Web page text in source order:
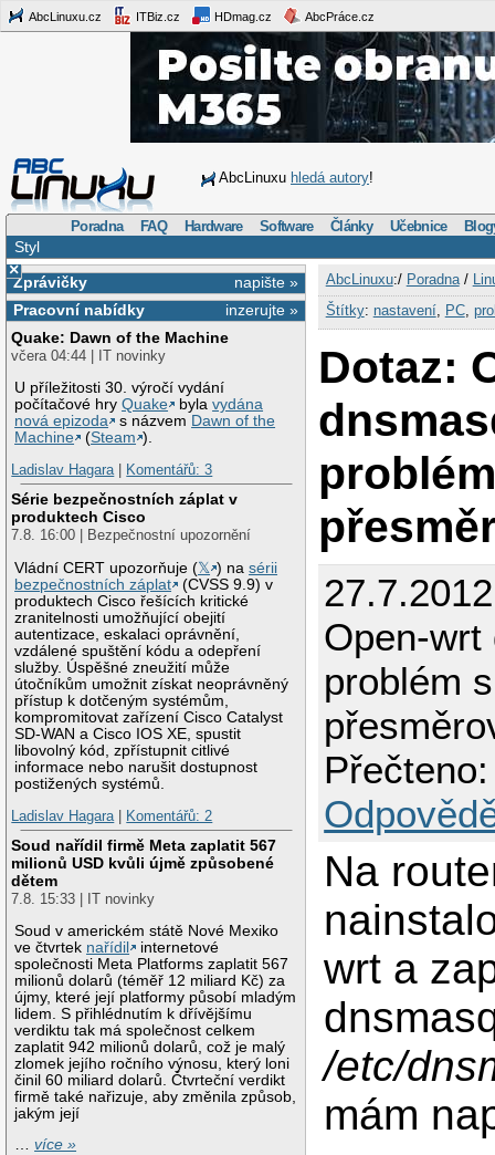
AbcLinuxu.cz ITBiz.cz HDmag.cz AbcPráce.cz
AbcLinuxu hledá autory!
Poradna FAQ Hardware Software Články Učebnice
Styl
×
napište »
Zprávičky
inzerujte »
Pracovní nabídky
Quake: Dawn of the Machine
včera 04:44 | IT novinky
U příležitosti 30. výročí vydání
počítačové hryQuake bylavydána
nová epizoda
s názvem Dawn of the
Machine
(Steam ).
Ladislav Hagara| Komentářů: 3
Série bezpečnostních záplat v
produktech Cisco
7.8. 16:00 | Bezpečnostní upozornění
Vládní CERT upozorňuje (𝕏 ) nasérii
bezpečnostních záplat
(CVSS 9.9) v
produktech Cisco řešících kritické
zranitelnosti umožňující obejití
autentizace, eskalaci oprávnění,
vzdálené spuštění kódu a odepření
služby. Úspěšné zneužití může
útočníkům umožnit získat neoprávněný
přístup k dotčeným systémům,
kompromitovat zařízení Cisco Catalyst
SD-WAN a Cisco IOS XE, spustit
libovolný kód, zpřístupnit citlivé
informace nebo narušit dostupnost
postižených systémů.
Ladislav Hagara| Komentářů: 2
Soud nařídil firmě Meta zaplatit 567
milionů USD kvůli újmě způsobené
dětem
7.8. 15:33 | IT novinky
Soud v americkém státě Nové Mexiko
ve čtvrtek nařídil
internetové
společnosti Meta Platforms zaplatit 567
milionů dolarů (téměř 12 miliard Kč) za
újmy, které její platformy působí mladým
lidem. S přihlédnutím k dřívějšímu
verdiktu tak má společnost celkem
zaplatit 942 milionů dolarů, což je malý
zlomek jejího ročního výnosu, který loni
činil 60 miliard dolarů. Čtvrteční verdikt
firmě také nařizuje, aby změnila způsob,
jakým její
…více »
AbcLinuxu:/ Poradna/
Štítky: nastavení, PC,
Dotaz:
Open-wrt
problém s
Na
wrt a
/etc/
mám